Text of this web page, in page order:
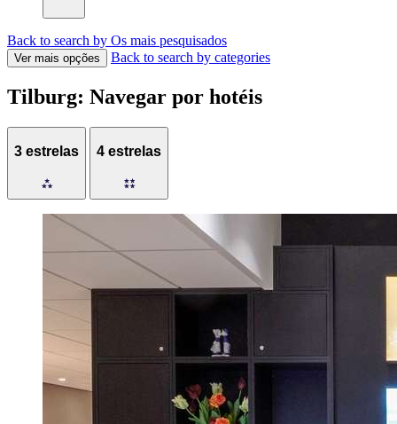
Back to search by Os mais pesquisados
Ver mais opções Back to search by categories
Tilburg: Navegar por hotéis
3 estrelas 4 estrelas